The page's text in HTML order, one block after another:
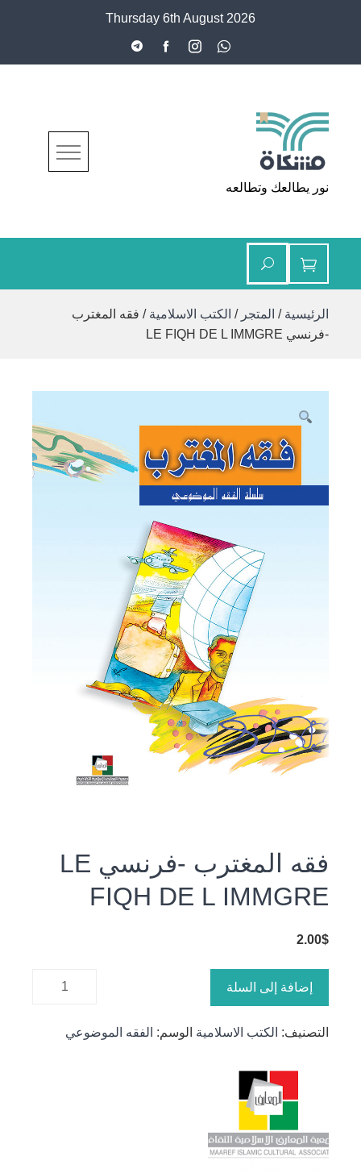
Thursday 6th August 2026
مشكاة
نور يطالعك وتطالعه
الرئيسية / المتجر / الكتب الاسلامية / فقه المغترب
-فرنسي LE FIQH DE L IMMGRE
فقه المغترب -فرنسي LE
FIQH DE L IMMGRE
2.00$
كمية فقه
LE FIQH
إضافة إلى السلة
التصنيف: الكتب الاسلامية الوسم: الفقه الموضوعي